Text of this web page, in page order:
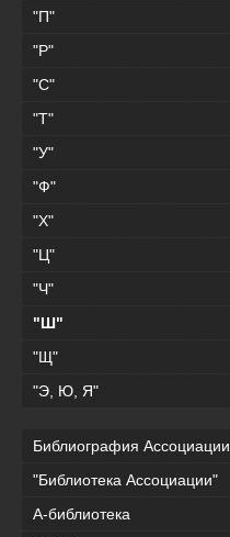
"П"
"Р"
"С"
"Т"
"У"
"Ф"
"Х"
"Ц"
"Ч"
"Ш"
"Щ"
"Э, Ю, Я"
Библиография Ассоциации
"Библиотека Ассоциации"
А-библиотека